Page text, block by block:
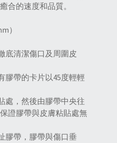
合的速度和品質。
）
底清潔傷口及周圍皮
膠帶的卡片以45度輕輕
處，然後由膠帶中央往
證膠帶與皮膚粘貼處無
膠帶，膠帶與傷口垂